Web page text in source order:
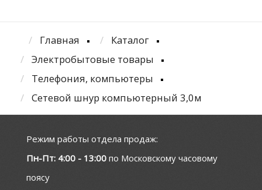
Главная
Каталог
Электробытовые товары
Телефония, компьютеры
Сетевой шнур компьютерный 3,0м
Режим работы отдела продаж:
Пн-Пт: 4:00 - 13:00 по Московскому часовому
поясу